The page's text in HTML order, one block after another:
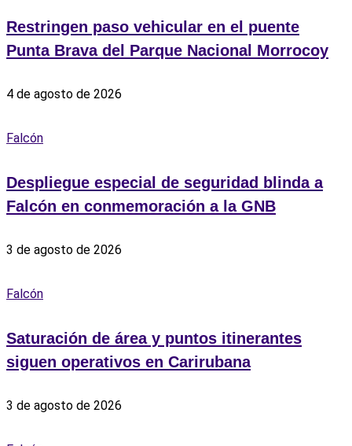
Restringen paso vehicular en el puente
Punta Brava del Parque Nacional Morrocoy
4 de agosto de 2026
Falcón
Despliegue especial de seguridad blinda a
Falcón en conmemoración a la GNB
3 de agosto de 2026
Falcón
Saturación de área y puntos itinerantes
siguen operativos en Carirubana
3 de agosto de 2026